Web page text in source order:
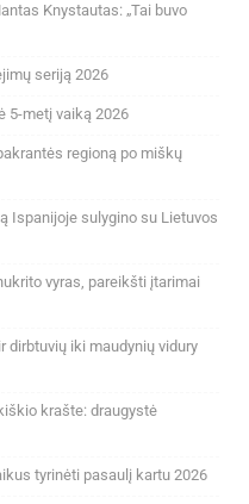
Knystautas: „Tai buvo
seriją 2026
5-metį vaiką 2026
regioną po miškų
Ispanijoje sulygino su Lietuvos
vyras, pareikšti įtarimai
dirbtuvių iki maudynių vidury
krašte: draugystė
tyrinėti pasaulį kartu 2026